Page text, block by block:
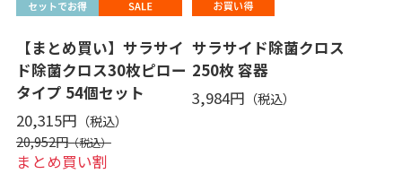
【まとめ買い】サラサイ
ド除菌クロス30枚ピロー
タイプ 54個セット
20,315円
20,952円
まとめ買い割
サラサイド除菌クロス
250枚 容器
3,984円